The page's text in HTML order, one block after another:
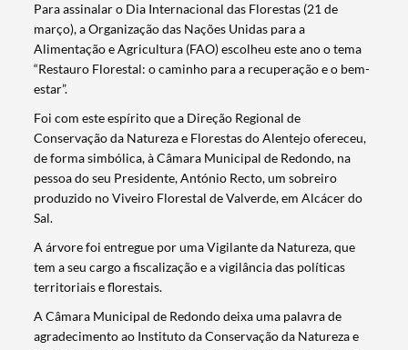
Para assinalar o Dia Internacional das Florestas (21 de
março), a Organização das Nações Unidas para a
Alimentação e Agricultura (FAO) escolheu este ano o tema
“Restauro Florestal: o caminho para a recuperação e o bem-
estar”.
Foi com este espírito que a Direção Regional de
Conservação da Natureza e Florestas do Alentejo ofereceu,
de forma simbólica, à Câmara Municipal de Redondo, na
pessoa do seu Presidente, António Recto, um sobreiro
produzido no Viveiro Florestal de Valverde, em Alcácer do
Sal.
A árvore foi entregue por uma Vigilante da Natureza, que
tem a seu cargo a fiscalização e a vigilância das políticas
territoriais e florestais.
A Câmara Municipal de Redondo deixa uma palavra de
agradecimento ao Instituto da Conservação da Natureza e